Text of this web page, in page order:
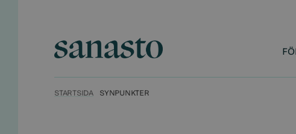
STARTSIDA SYNPUNKTER